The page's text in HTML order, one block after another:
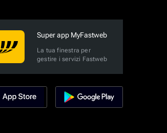
Super app MyFastweb
La tua finestra per
gestire i servizi Fastweb